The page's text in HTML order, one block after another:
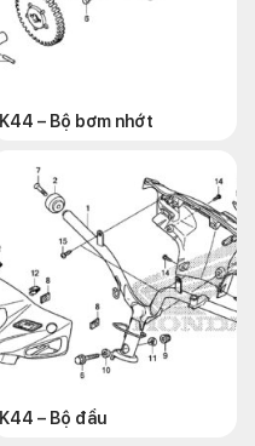
K44 – Bộ bơm nhớt
K44 – Bộ đầu